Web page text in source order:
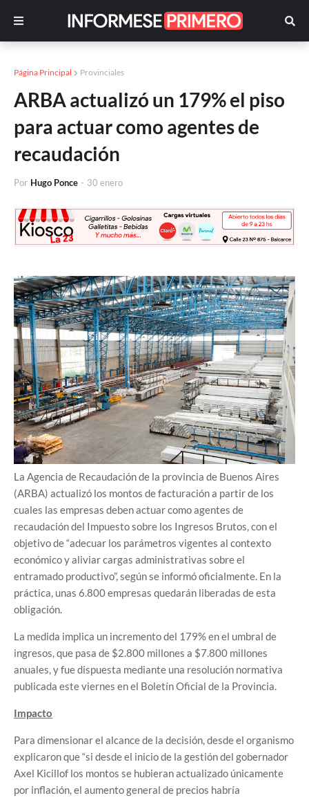
Página Principal Provinciales
ARBA actualizó un 179% el piso
para actuar como agentes de
recaudación
Por Hugo Ponce - 30 enero
La Agencia de Recaudación de la provincia de Buenos Aires
(ARBA) actualizó los montos de facturación a partir de los
cuales las empresas deben actuar como agentes de
recaudación del Impuesto sobre los Ingresos Brutos, con el
objetivo de “adecuar los parámetros vigentes al contexto
económico y aliviar cargas administrativas sobre el
entramado productivo”, según se informó oficialmente. En la
práctica, unas 6.800 empresas quedarán liberadas de esta
obligación.
La medida implica un incremento del 179% en el umbral de
ingresos, que pasa de $2.800 millones a $7.800 millones
anuales, y fue dispuesta mediante una resolución normativa
publicada este viernes en el Boletín Oficial de la Provincia.
Impacto
Para dimensionar el alcance de la decisión, desde el organismo
explicaron que “si desde el inicio de la gestión del gobernador
Axel Kicillof los montos se hubieran actualizado únicamente
por inflación, el aumento general de precios habría